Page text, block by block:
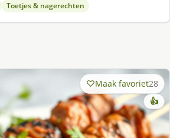
Toetjes & nagerechten
Maak favoriet28
👍